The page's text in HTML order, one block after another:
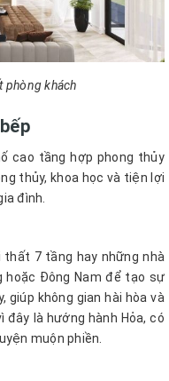
phòng khách
cao tầng hợp phong thủy
thủy, khoa học và tiện lợi
đình.
thất 7 tầng hay những nhà
Đông Nam để tạo sự
giúp không gian hài hòa và
đây là hướng hành Hỏa, có
muộn phiền.